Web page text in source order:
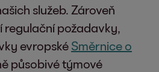
služeb. Zároveň
regulační požadavky,
evropské Směrnice o
působivé týmové